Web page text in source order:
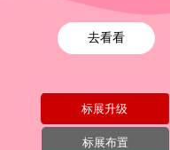
No menu!
去看看
标展布置
标展升级